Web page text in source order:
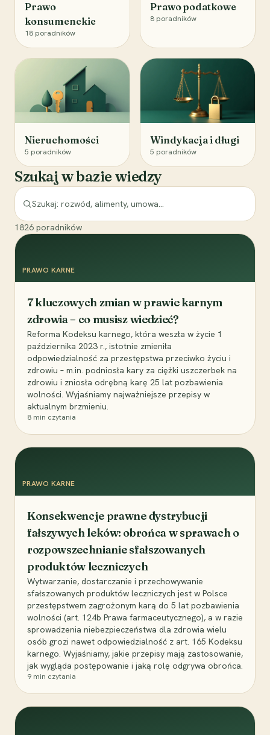
Prawo
konsumenckie
18 poradników
Prawo podatkowe
8 poradników
Nieruchomości
5 poradników
Windykacja i długi
5 poradników
Szukaj w bazie wiedzy
1826 poradników
PRAWO KARNE
7 kluczowych zmian w prawie karnym
zdrowia – co musisz wiedzieć?
Reforma Kodeksu karnego, która weszła w życie 1
października 2023 r., istotnie zmieniła
odpowiedzialność za przestępstwa przeciwko życiu i
zdrowiu – m.in. podniosła kary za ciężki uszczerbek na
zdrowiu i zniosła odrębną karę 25 lat pozbawienia
wolności. Wyjaśniamy najważniejsze przepisy w
aktualnym brzmieniu.
8 min czytania
PRAWO KARNE
Konsekwencje prawne dystrybucji
fałszywych leków: obrońca w sprawach o
rozpowszechnianie sfałszowanych
produktów leczniczych
Wytwarzanie, dostarczanie i przechowywanie
sfałszowanych produktów leczniczych jest w Polsce
przestępstwem zagrożonym karą do 5 lat pozbawienia
wolności (art. 124b Prawa farmaceutycznego), a w razie
sprowadzenia niebezpieczeństwa dla zdrowia wielu
osób grozi nawet odpowiedzialność z art. 165 Kodeksu
karnego. Wyjaśniamy, jakie przepisy mają zastosowanie,
jak wygląda postępowanie i jaką rolę odgrywa obrońca.
9 min czytania